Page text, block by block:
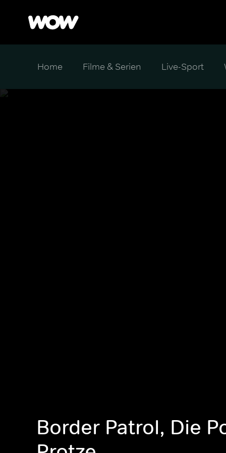
Home Filme & Serien Live-Sport
Border Patrol, Die